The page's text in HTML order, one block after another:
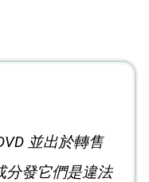
並出於轉售
分發它們是違法